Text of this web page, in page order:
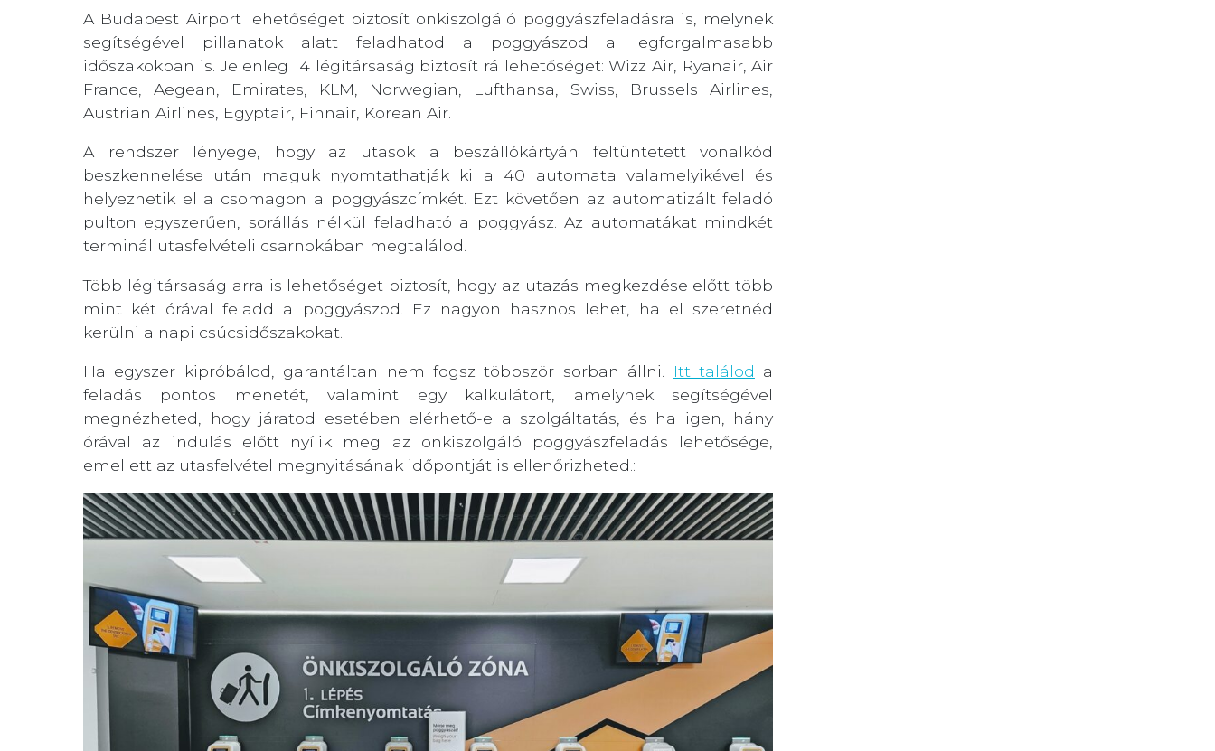
A Budapest Airport lehetőséget biztosít önkiszolgáló poggyászfeladásra is, melynek
segítségével pillanatok alatt feladhatod a poggyászod a legforgalmasabb
időszakokban is. Jelenleg 14 légitársaság biztosít rá lehetőséget: Wizz Air, Ryanair, Air
France, Aegean, Emirates, KLM, Norwegian, Lufthansa, Swiss, Brussels Airlines,
Austrian Airlines, Egyptair, Finnair, Korean Air.
A rendszer lényege, hogy az utasok a beszállókártyán feltüntetett vonalkód
beszkennelése után maguk nyomtathatják ki a 40 automata valamelyikével és
helyezhetik el a csomagon a poggyászcímkét. Ezt követően az automatizált feladó
pulton egyszerűen, sorállás nélkül feladható a poggyász. Az automatákat mindkét
terminál utasfelvételi csarnokában megtalálod.
Több légitársaság arra is lehetőséget biztosít, hogy az utazás megkezdése előtt több
mint két órával feladd a poggyászod. Ez nagyon hasznos lehet, ha el szeretnéd
kerülni a napi csúcsidőszakokat.
Ha egyszer kipróbálod, garantáltan nem fogsz többször sorban állni. Itt találod a
feladás pontos menetét, valamint egy kalkulátort, amelynek segítségével
megnézheted, hogy járatod esetében elérhető-e a szolgáltatás, és ha igen, hány
órával az indulás előtt nyílik meg az önkiszolgáló poggyászfeladás lehetősége,
emellett az utasfelvétel megnyitásának időpontját is ellenőrizheted.: